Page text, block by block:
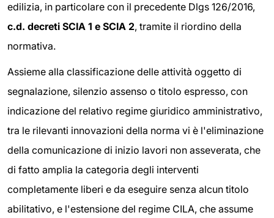
edilizia, in particolare con il precedente Dlgs 126/2016,
c.d. decreti SCIA 1 e SCIA 2, tramite il riordino della
normativa.
Assieme alla classificazione delle attività oggetto di
segnalazione, silenzio assenso o titolo espresso, con
indicazione del relativo regime giuridico amministrativo,
tra le rilevanti innovazioni della norma vi è l'eliminazione
della comunicazione di inizio lavori non asseverata, che
di fatto amplia la categoria degli interventi
completamente liberi e da eseguire senza alcun titolo
abilitativo, e l'estensione del regime CILA, che assume